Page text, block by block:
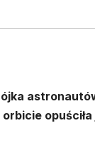
opuściła